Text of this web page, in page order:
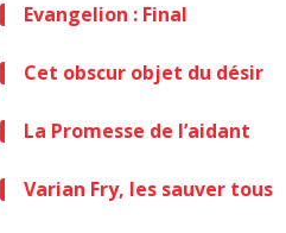
Evangelion : Final
Cet obscur objet du désir
La Promesse de l’aidant
Varian Fry, les sauver tous